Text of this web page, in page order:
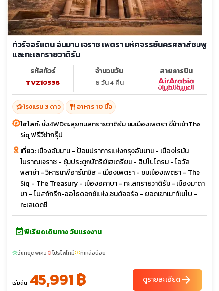
ทัวร์จอร์แดน อัมมาน เจราช เพตรา มหัศจรรย์นครศิลาสีชมพู
และทะเลทรายวาดิรัม
รหัสทัวร์
TVZ10536
จำนวนวัน
6 วัน 4 คืน
สายการบิน
hotel_classโรงแรม 3 ดาว restaurant อาหาร 10 มื้อ
ไฮไลท์:นั่ง4WDตะลุยทะเลทรายวาดิรัม ชมเมืองเพตรา ขี่ม้าเข้าThe
Siq ฟรีวีซ่ากรุ๊ป
เที่ยว:เมืองอัมมาน - ป้อมปราการแห่งกรุงอัมมาน - เมืองโรมัน
โบราณเจราช - ซุ้มประตูกษัตริย์เฮเดรียน - ฮิปโปโดรม - โอวัล
พลาซ่า - วิหารเทพีอาร์เทมิส - เมืองเพตรา - ชมเมืองเพตรา - The
Siq - The Treasury - เมืองอคาบา - ทะเลทรายวาดิรัม - เมืองมาดา
บา - โบสถ์กรีก-ออโธดอกซ์แห่งเซนต์จอร์จ - ยอดเขาเมาท์เนโบ -
ทะเลเดดซี
event_availableพีเรียดเดินทาง วันแรงงาน
sunnyวันหยุดพิเศษlocal_fire_departmentโปรไฟไหม้confirmation_numberที่เหลือน้อย
เริ่มต้น 45,991 ฿ ดูรายละเอียดarrow_forward